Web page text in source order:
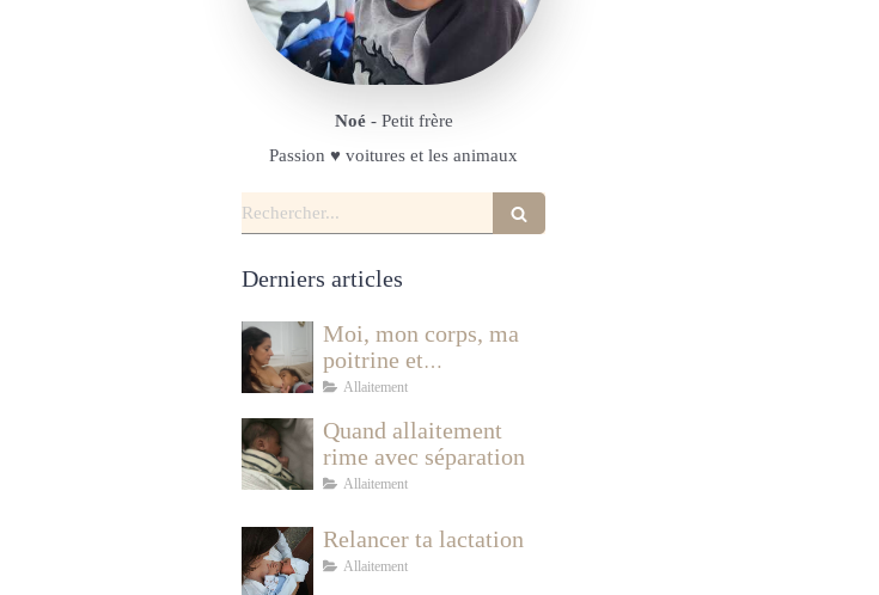
Noé- Petit frère
Passion ♥️ voitures et les animaux
Rechercher
Derniers articles
Moi, mon corps, ma
poitrine et
l'allaitement
Allaitement
Quand allaitement
rime avec séparation
Allaitement
Relancer ta lactation
Allaitement